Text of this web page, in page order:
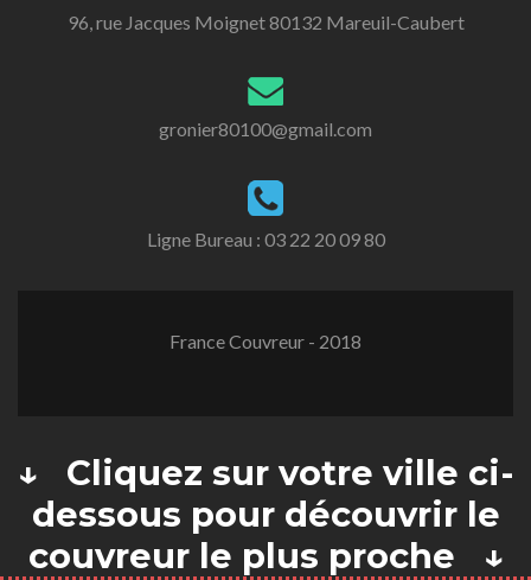
96, rue Jacques Moignet 80132 Mareuil-Caubert
gronier80100@gmail.com
Ligne Bureau : 03 22 20 09 80
France Couvreur - 2018
↓ Cliquez sur votre ville ci-
dessous pour découvrir le
couvreur le plus proche ↓